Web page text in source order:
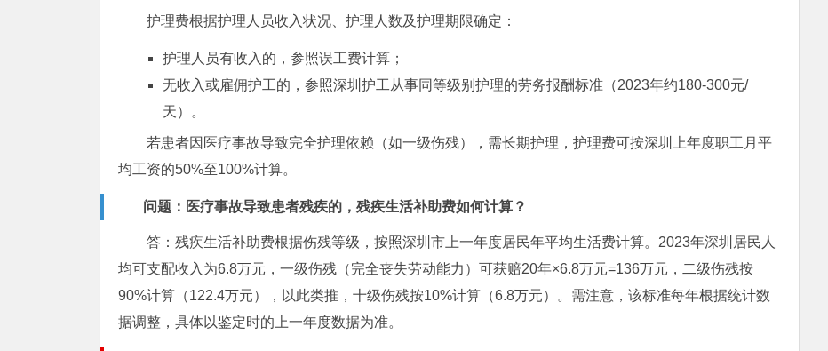
护理费根据护理人员收入状况、护理人数及护理期限确定：
护理人员有收入的，参照误工费计算；
无收入或雇佣护工的，参照深圳护工从事同等级别护理的劳务报酬标准（2023年约180-300元/
天）。
若患者因医疗事故导致完全护理依赖（如一级伤残），需长期护理，护理费可按深圳上年度职工月平
均工资的50%至100%计算。
问题：医疗事故导致患者残疾的，残疾生活补助费如何计算？
答：残疾生活补助费根据伤残等级，按照深圳市上一年度居民年平均生活费计算。2023年深圳居民人
均可支配收入为6.8万元，一级伤残（完全丧失劳动能力）可获赔20年×6.8万元=136万元，二级伤残按
90%计算（122.4万元），以此类推，十级伤残按10%计算（6.8万元）。需注意，该标准每年根据统计数
据调整，具体以鉴定时的上一年度数据为准。